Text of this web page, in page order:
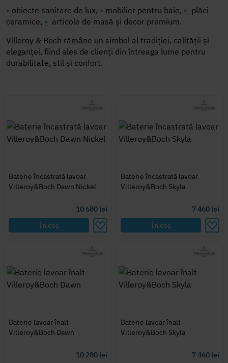
• obiecte sanitare de lux, • mobilier pentru baie, • plăci
ceramice, • articole de masă și decor premium.
Villeroy & Boch rămâne un simbol al tradiției, calității și
eleganței, fiind ales de clienți din întreaga lume pentru
durabilitate, stil și confort.
Baterie încastrată lavoar
Villeroy&Boch Dawn Nickel
10 680 lei
În coș
Baterie încastrată lavoar
Villeroy&Boch Skyla
7 460 lei
În coș
Baterie lavoar înalt
Villeroy&Boch Dawn
10 280 lei
Baterie lavoar înalt
Villeroy&Boch Skyla
7 460 lei